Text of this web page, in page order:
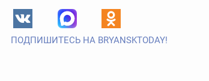
ПОДПИШИТЕСЬ НА BRYANSKTODAY!